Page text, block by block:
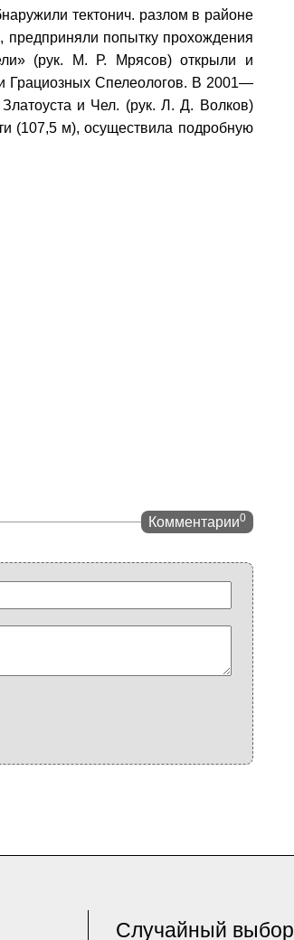
тектонич. разлом в районе
предприняли попытку прохождения
(рук. М. Р. Мрясов) открыли и
Грациозных Спелеологов. В 2001—
и Чел. (рук. Л. Д. Волков)
(107,5 м), осуществила подробную
Комментарии0
Случайный выбор